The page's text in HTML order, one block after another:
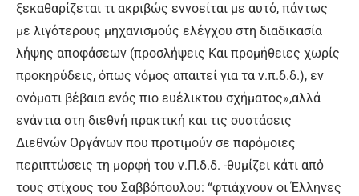
ξεκαθαρίζεται τι ακριβώς εννοείται µε αυτό, πάντως
µε λιγότερους μηχανισμούς ελέγχου στη διαδικασία
λήψης αποφάσεων (προσλήψεις Και προµήθειες χωρίς
προκηρύδεις, όπως νόμος απαιτεί για τα ν.π.δ.δ.), εν
ονόματι βέβαια ενός πιο ευέλικτου σχήµατος»,αλλά
ενάντια στη διεθνή πρακτική και τις συστάσεις
Διεθνών Οργάνων που προτιμούν σε παρόμοιες
περιπτώσεις τη µορφή του ν.Π.δ.δ. -θυμίζει κάτι απὀ
τους στίχους του Σαββόπουλου: “φτιάχνουν οι Έλληνες